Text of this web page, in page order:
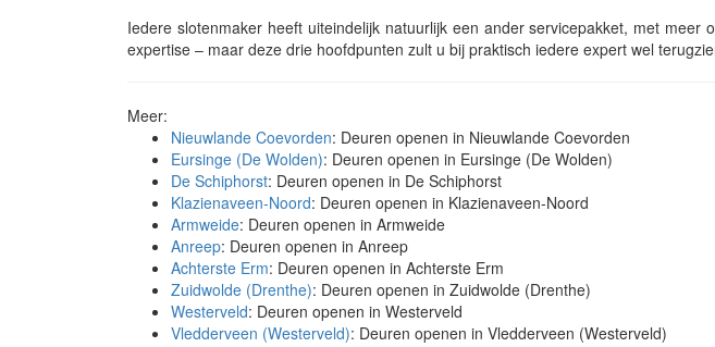
Iedere slotenmaker heeft uiteindelijk natuurlijk een ander servicepakket, met
expertise – maar deze drie hoofdpunten zult u bij praktisch iedere expert wel
Meer:
Nieuwlande Coevorden: Deuren openen in Nieuwlande Coevorden
Eursinge (De Wolden): Deuren openen in Eursinge (De Wolden)
De Schiphorst: Deuren openen in De Schiphorst
Klazienaveen-Noord: Deuren openen in Klazienaveen-Noord
Armweide: Deuren openen in Armweide
Anreep: Deuren openen in Anreep
Achterste Erm: Deuren openen in Achterste Erm
Zuidwolde (Drenthe): Deuren openen in Zuidwolde (Drenthe)
Westerveld: Deuren openen in Westerveld
Vledderveen (Westerveld): Deuren openen in Vledderveen (Westerveld)